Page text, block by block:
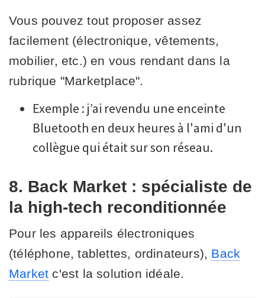
Vous pouvez tout proposer assez
facilement (électronique, vêtements,
mobilier, etc.) en vous rendant dans la
rubrique "Marketplace".
Exemple : j’ai revendu une enceinte
Bluetooth en deux heures à l'ami d'un
collègue qui était sur son réseau.
8. Back Market : spécialiste de
la high-tech reconditionnée
Pour les appareils électroniques
(téléphone, tablettes, ordinateurs), Back
Market c'est la solution idéale.